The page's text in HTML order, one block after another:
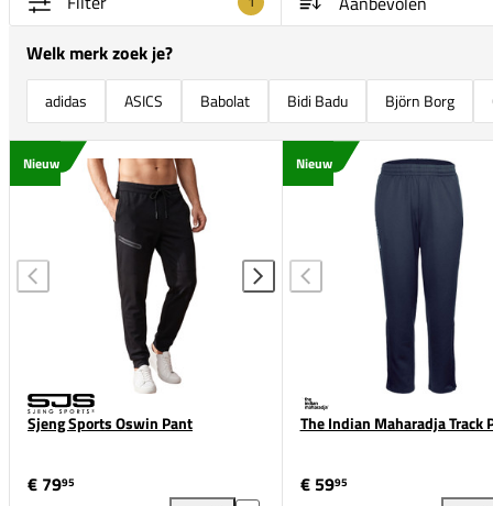
Welk merk zoek je?
adidas ASICS Babolat Bidi Badu Björn Borg
Nieuw
Sjeng Sports Oswin Pant
€ 7995
Nieuw
The Indian Maharadja Track
€ 5995